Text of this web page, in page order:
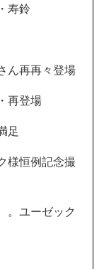
寿鈴
ん再再々登場
再登場
足
様恒例記念撮
。ユーゼック